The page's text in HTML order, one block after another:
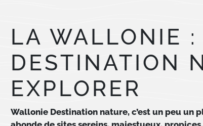
LA WALLONIE :
DESTINATION
EXPLORER
Wallonie Destination nature, c’est un peu un